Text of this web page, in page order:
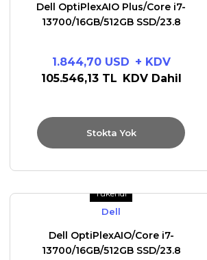
Dell OptiPlexAIO Plus/Core i7-
13700/16GB/512GB SSD/23.8
1.844,70 USD + KDV
105.546,13 TL KDV Dahil
Stokta Yok
Tükendi
Dell
Dell OptiPlexAIO/Core i7-
13700/16GB/512GB SSD/23.8